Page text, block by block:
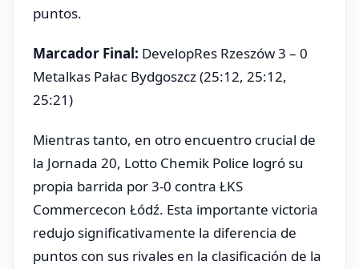
puntos.
Marcador Final: DevelopRes Rzeszów 3 – 0
Metalkas Pałac Bydgoszcz (25:12, 25:12,
25:21)
Mientras tanto, en otro encuentro crucial de
la Jornada 20, Lotto Chemik Police logró su
propia barrida por 3-0 contra ŁKS
Commercecon Łódź. Esta importante victoria
redujo significativamente la diferencia de
puntos con sus rivales en la clasificación de la